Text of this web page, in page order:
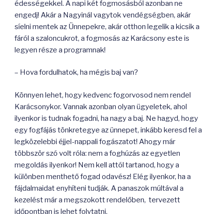
édességekkel. A napi két fogmosásból azonban ne
engedj! Akár a Nagyinál vagytok vendégségben, akár
síelni mentek az Ünnepekre, akár otthon legelik a kicsik a
fáról a szaloncukrot, a fogmosás az Karácsony este is
legyen része a programnak!
– Hova fordulhatok, ha mégis baj van?
Könnyen lehet, hogy kedvenc fogorvosod nem rendel
Karácsonykor. Vannak azonban olyan ügyeletek, ahol
ilyenkor is tudnak fogadni, ha nagy a baj. Ne hagyd, hogy
egy fogfájás tönkretegye az ünnepet, inkább keresd fel a
legközelebbi éjjel-nappali fogászatot! Ahogy már
többször szó volt róla: nem a foghúzás az egyetlen
megoldás ilyenkor! Nem kell attól tartanod, hogy a
különben menthető fogad odavész! Elég ilyenkor, ha a
fájdalmaidat enyhíteni tudják. A panaszok múltával a
kezelést már a megszokott rendelőben, tervezett
időpontban is lehet folytatni.